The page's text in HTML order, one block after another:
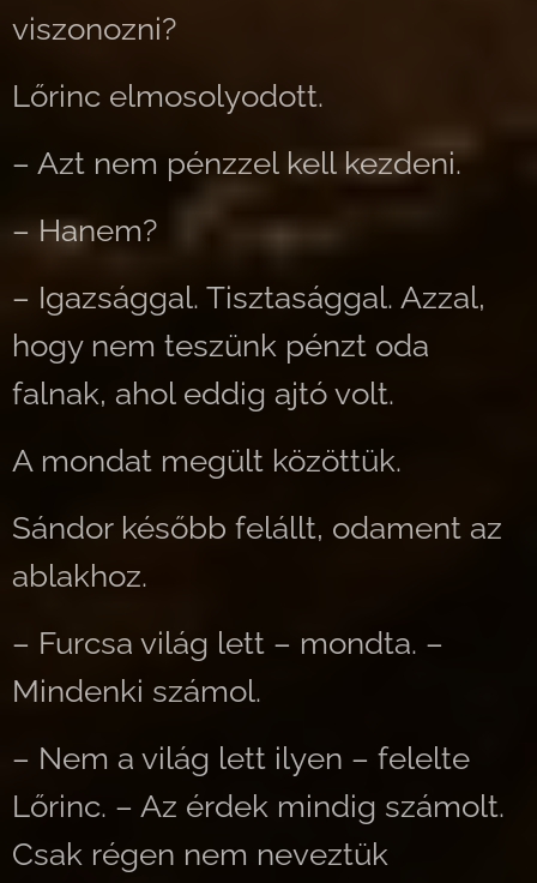
viszonozni?
Lőrinc elmosolyodott.
– Azt nem pénzzel kell kezdeni.
– Hanem?
– Igazsággal. Tisztasággal. Azzal,
hogy nem teszünk pénzt oda
falnak, ahol eddig ajtó volt.
A mondat megült közöttük.
Sándor később felállt, odament az
ablakhoz.
– Furcsa világ lett – mondta. –
Mindenki számol.
– Nem a világ lett ilyen – felelte
Lőrinc. – Az érdek mindig számolt.
Csak régen nem neveztük